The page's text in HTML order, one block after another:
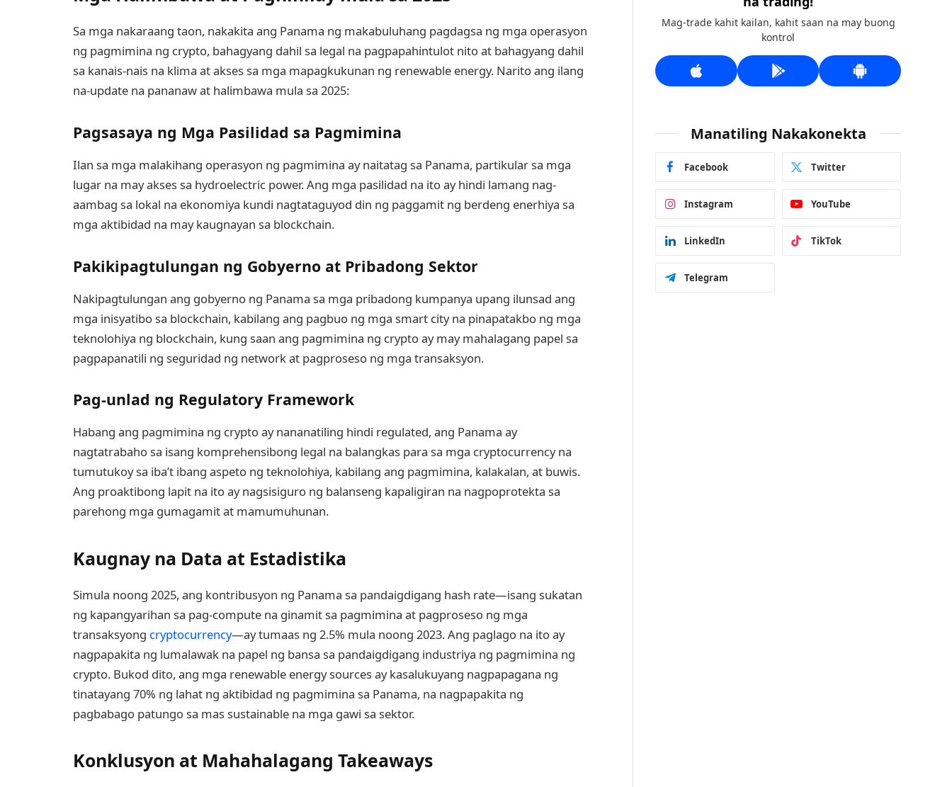
Sa mga nakaraang taon, nakakita ang Panama ng makabuluhang pagdagsa ng mga operasyon
ng pagmimina ng crypto, bahagyang dahil sa legal na pagpapahintulot nito at bahagyang dahil
sa kanais-nais na klima at akses sa mga mapagkukunan ng renewable energy. Narito ang ilang
na-update na pananaw at halimbawa mula sa 2025:
Pagsasaya ng Mga Pasilidad sa Pagmimina
Ilan sa mga malakihang operasyon ng pagmimina ay naitatag sa Panama, partikular sa mga
lugar na may akses sa hydroelectric power. Ang mga pasilidad na ito ay hindi lamang nag-
aambag sa lokal na ekonomiya kundi nagtataguyod din ng paggamit ng berdeng enerhiya sa
mga aktibidad na may kaugnayan sa blockchain.
Pakikipagtulungan ng Gobyerno at Pribadong Sektor
Nakipagtulungan ang gobyerno ng Panama sa mga pribadong kumpanya upang ilunsad ang
mga inisyatibo sa blockchain, kabilang ang pagbuo ng mga smart city na pinapatakbo ng mga
teknolohiya ng blockchain, kung saan ang pagmimina ng crypto ay may mahalagang papel sa
pagpapanatili ng seguridad ng network at pagproseso ng mga transaksyon.
Pag-unlad ng Regulatory Framework
Habang ang pagmimina ng crypto ay nananatiling hindi regulated, ang Panama ay
nagtatrabaho sa isang komprehensibong legal na balangkas para sa mga cryptocurrency na
tumutukoy sa iba’t ibang aspeto ng teknolohiya, kabilang ang pagmimina, kalakalan, at buwis.
Ang proaktibong lapit na ito ay nagsisiguro ng balanseng kapaligiran na nagpoprotekta sa
parehong mga gumagamit at mamumuhunan.
Kaugnay na Data at Estadistika
Simula noong 2025, ang kontribusyon ng Panama sa pandaigdigang hash rate—isang sukatan
ng kapangyarihan sa pag-compute na ginamit sa pagmimina at pagproseso ng mga
transaksyong cryptocurrency—ay tumaas ng 2.5% mula noong 2023. Ang paglago na ito ay
nagpapakita ng lumalawak na papel ng bansa sa pandaigdigang industriya ng pagmimina ng
crypto. Bukod dito, ang mga renewable energy sources ay kasalukuyang nagpapagana ng
tinatayang 70% ng lahat ng aktibidad ng pagmimina sa Panama, na nagpapakita ng
pagbabago patungo sa mas sustainable na mga gawi sa sektor.
Konklusyon at Mahahalagang Takeaways
Mag-trade kahit kailan, kahit saan na may buong
kontrol
Manatiling Nakakonekta
Facebook Twitter
Instagram YouTube
LinkedIn TikTok
Telegram